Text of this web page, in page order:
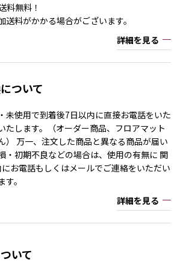
料無料！
料がかかる場合がございます。
詳細を見る
ついて
未使用で到着後7日以内に直接お電話をいた
たします。（オーダー商品、フロアマット
） 万一、注文した商品と異なる商品が届い
・初期不良などの場合は、使用の有無に 関
お電話もしくはメールでご連絡をいただい
。
詳細を見る
いて